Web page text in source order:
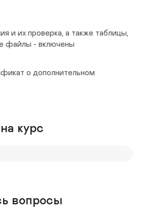
и их проверка, а также таблицы,
файлы - включены
о дополнительном
курс
вопросы